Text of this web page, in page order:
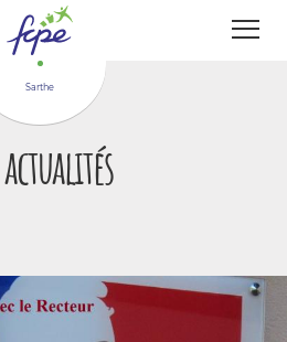
Sarthe
actualités
cookies